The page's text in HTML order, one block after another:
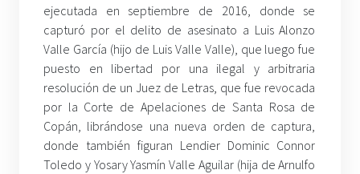
ejecutada en septiembre de 2016, donde se
capturó por el delito de asesinato a Luis Alonzo
Valle García (hijo de Luis Valle Valle), que luego fue
puesto en libertad por una ilegal y arbitraria
resolución de un Juez de Letras, que fue revocada
por la Corte de Apelaciones de Santa Rosa de
Copán, librándose una nueva orden de captura,
donde también figuran Lendier Dominic Connor
Toledo y Yosary Yasmín Valle Aguilar (hija de Arnulfo